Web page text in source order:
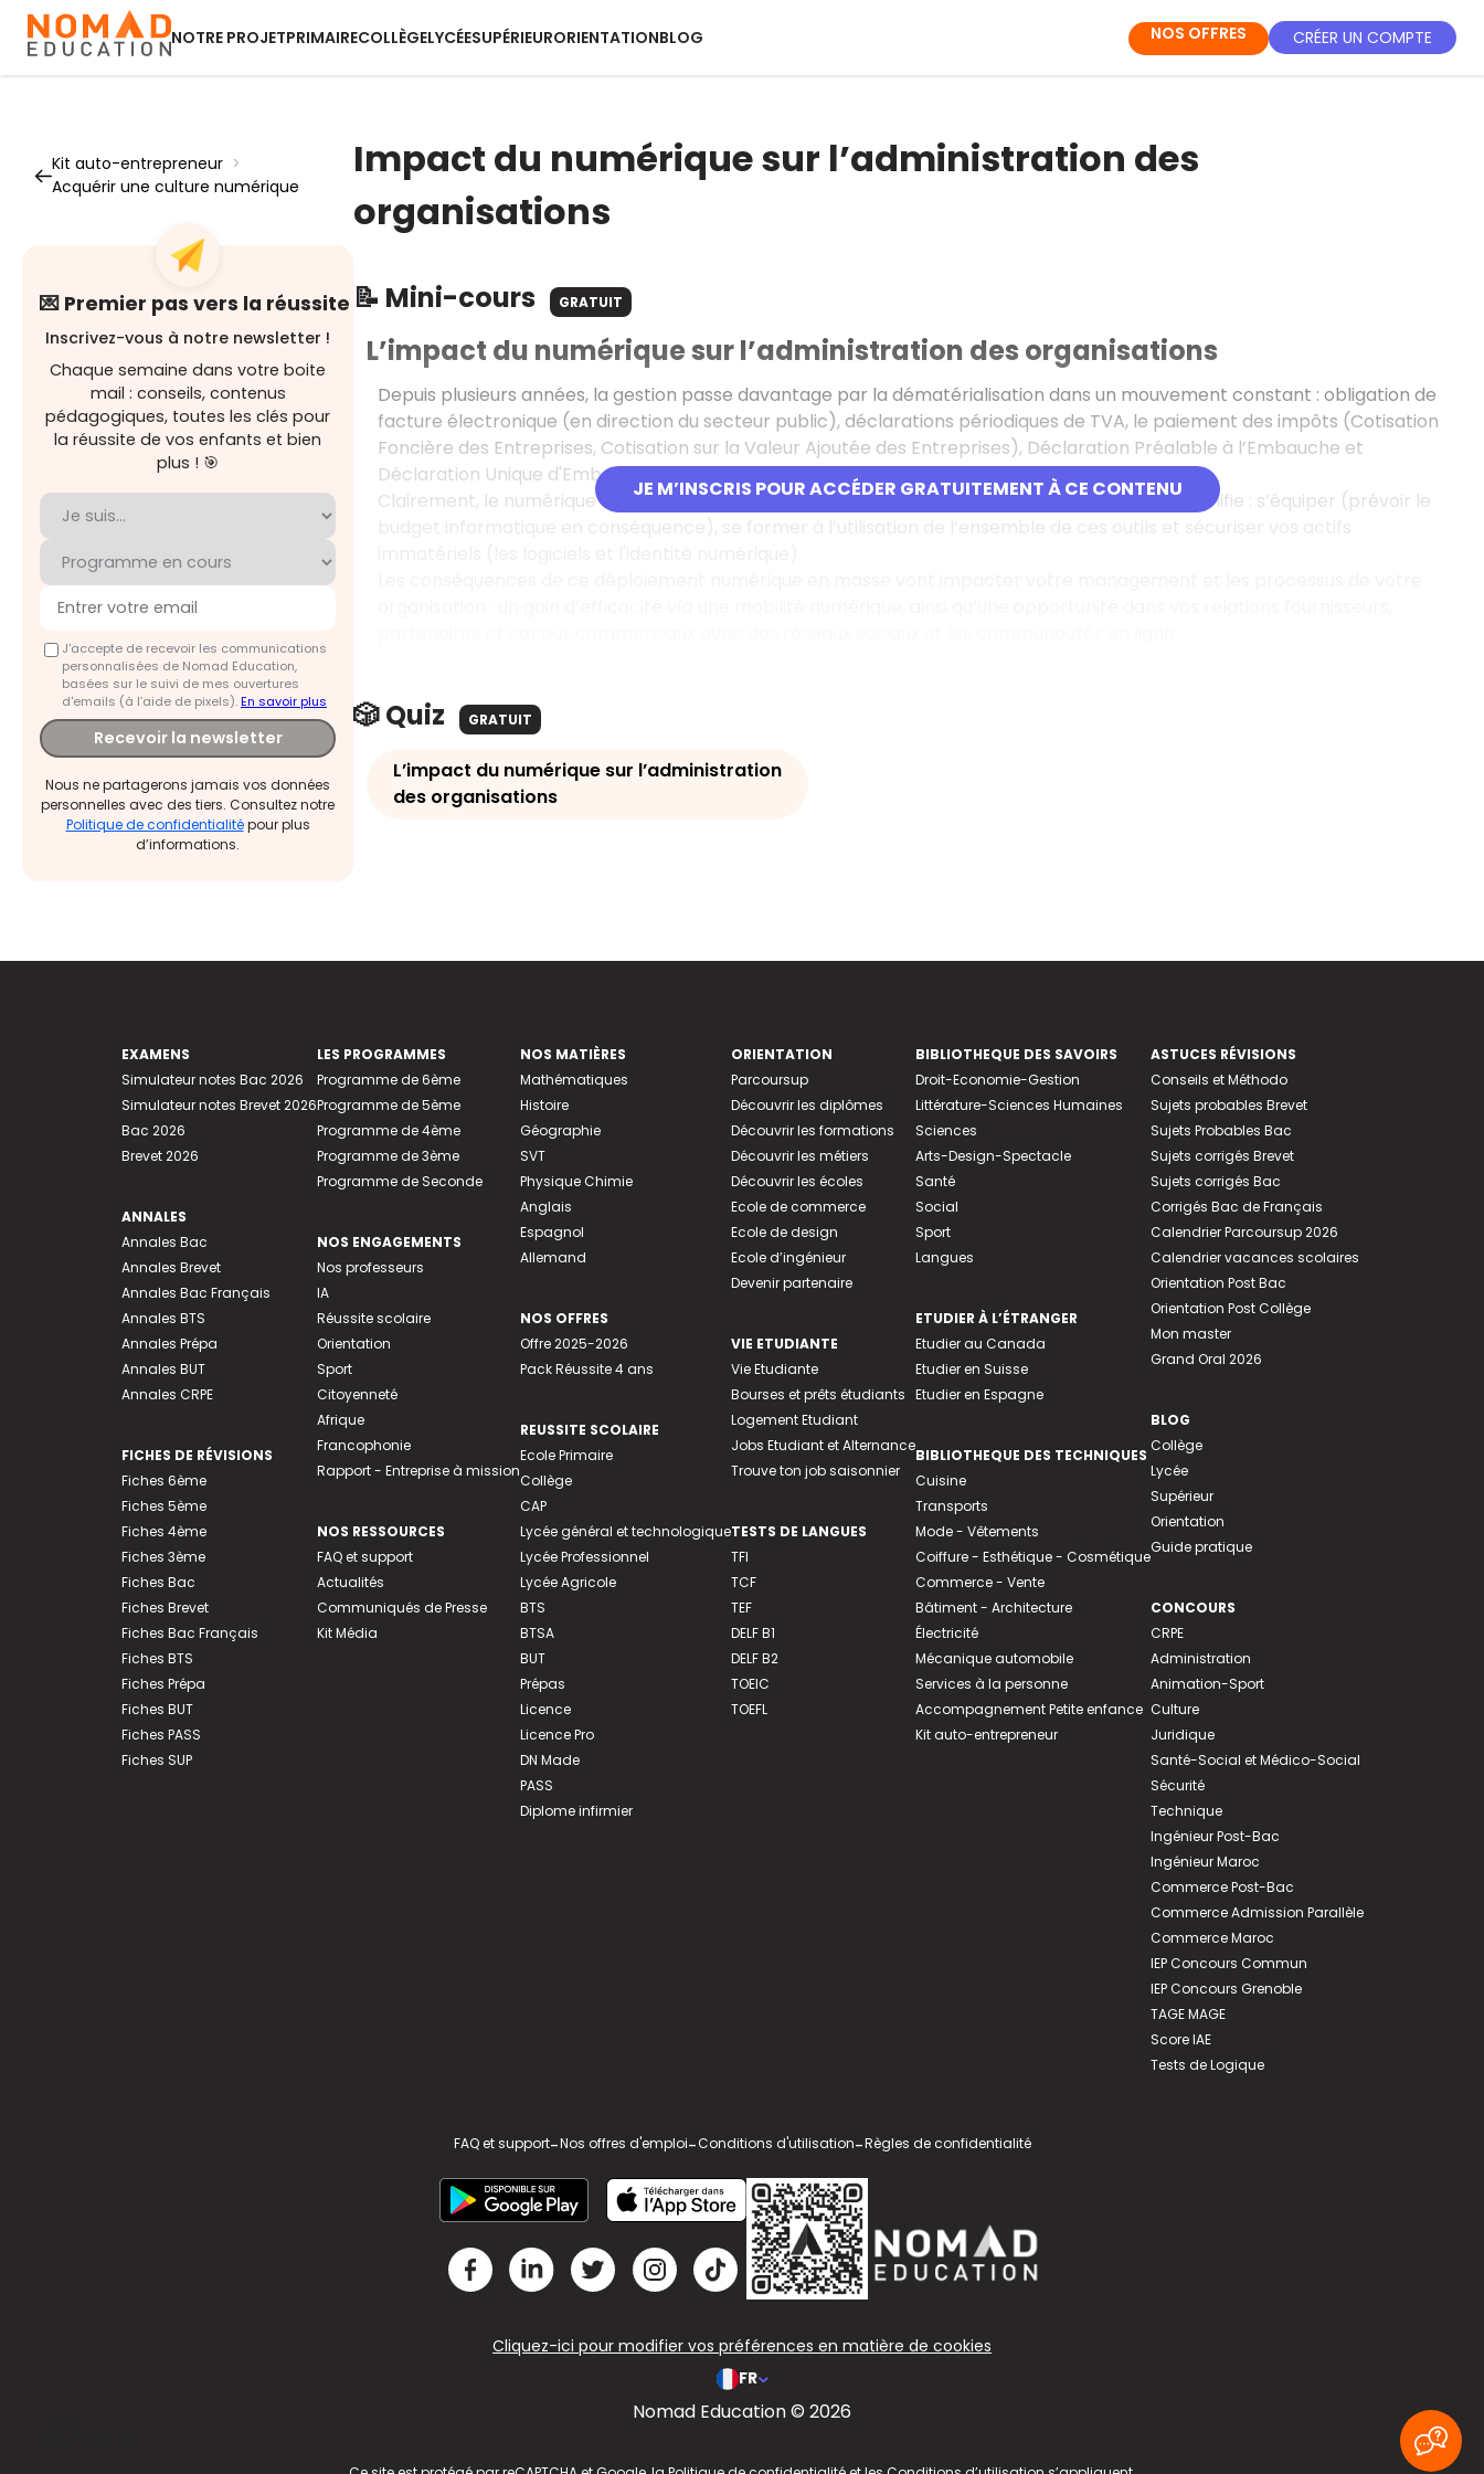
NOTRE PROJETPRIMAIRECOLLÈGELYCÉESUPÉRIEURORIENTATIONBLOG NOS OFFRES CRÉER UN COMPTE
Kit auto-entrepreneur >
Acquérir une culture numérique
💌 Premier pas vers la réussite
Inscrivez-vous à notre newsletter !
Chaque semaine dans votre boite
mail : conseils, contenus
pédagogiques, toutes les clés pour
la réussite de vos enfants et bien
plus ! 🎯
J'accepte de recevoir les communications
personnalisées de Nomad Education,
basées sur le suivi de mes ouvertures
d'emails (à l’aide de pixels).En savoir plus
Recevoir la newsletter
Nous ne partagerons jamais vos données
personnelles avec des tiers. Consultez notre
Politique de confidentialitépour plus
d’informations.
Impact du numérique sur l’administration des
organisations
📝 Mini-cours GRATUIT
JE M’INSCRIS POUR ACCÉDER GRATUITEMENT À CE CONTENU
L’impact du numérique sur l’administration des organisations
Depuis plusieurs années, la gestion passe davantage par la dématérialisation dans un mouvement constant : obligation de
facture électronique (en direction du secteur public), déclarations périodiques de TVA, le paiement des impôts (Cotisation
Foncière des Entreprises, Cotisation sur la Valeur Ajoutée des Entreprises), Déclaration Préalable à l’Embauche et
Déclaration Unique d'Embauche ou dépôts d’Appels d’Offres, etc.
Clairement, le numérique devient incontournable dans l’administration de l’entreprise. Ce qui signifie : s’équiper (prévoir le
🎲 Quiz GRATUIT
L’impact du numérique sur l’administration
des organisations
EXAMENS
Simulateur notes Bac 2026
Simulateur notes Brevet 2026
Bac 2026
Brevet 2026
ANNALES
Annales Bac
Annales Brevet
Annales Bac Français
Annales BTS
Annales Prépa
Annales BUT
Annales CRPE
FICHES DE RÉVISIONS
Fiches 6ème
Fiches 5ème
Fiches 4ème
Fiches 3ème
Fiches Bac
Fiches Brevet
Fiches Bac Français
Fiches BTS
Fiches Prépa
Fiches BUT
Fiches PASS
Fiches SUP
LES PROGRAMMES
Programme de 6ème
Programme de 5ème
Programme de 4ème
Programme de 3ème
Programme de Seconde
NOS ENGAGEMENTS
Nos professeurs
IA
Réussite scolaire
Orientation
Sport
Citoyenneté
Afrique
Francophonie
Rapport - Entreprise à mission
NOS RESSOURCES
FAQ et support
Actualités
Communiqués de Presse
Kit Média
NOS MATIÈRES
Mathématiques
Histoire
Géographie
SVT
Physique Chimie
Anglais
Espagnol
Allemand
NOS OFFRES
Offre 2025-2026
Pack Réussite 4 ans
REUSSITE SCOLAIRE
Ecole Primaire
Collège
CAP
Lycée général et technologique
Lycée Professionnel
Lycée Agricole
BTS
BTSA
BUT
Prépas
Licence
Licence Pro
DN Made
PASS
Diplome infirmier
ORIENTATION
Parcoursup
Découvrir les diplômes
Découvrir les formations
Découvrir les métiers
Découvrir les écoles
Ecole de commerce
Ecole de design
Ecole d’ingénieur
Devenir partenaire
VIE ETUDIANTE
Vie Etudiante
Bourses et prêts étudiants
Logement Etudiant
Jobs Etudiant et Alternance
Trouve ton job saisonnier
TESTS DE LANGUES
TFI
TCF
TEF
DELF B1
DELF B2
TOEIC
TOEFL
BIBLIOTHEQUE DES SAVOIRS
Droit-Economie-Gestion
Littérature-Sciences Humaines
Sciences
Arts-Design-Spectacle
Santé
Social
Sport
Langues
ETUDIER À L’ÉTRANGER
Etudier au Canada
Etudier en Suisse
Etudier en Espagne
BIBLIOTHEQUE DES TECHNIQUES
Cuisine
Transports
Mode - Vêtements
Coiffure - Esthétique - Cosmétique
Commerce - Vente
Bâtiment - Architecture
Électricité
Mécanique automobile
Services à la personne
Accompagnement Petite enfance
Kit auto-entrepreneur
ASTUCES RÉVISIONS
Conseils et Méthodo
Sujets probables Brevet
Sujets Probables Bac
Sujets corrigés Brevet
Sujets corrigés Bac
Corrigés Bac de Français
Calendrier Parcoursup 2026
Calendrier vacances scolaires
Orientation Post Bac
Orientation Post Collège
Mon master
Grand Oral 2026
BLOG
Collège
Lycée
Supérieur
Orientation
Guide pratique
CONCOURS
CRPE
Administration
Animation-Sport
Culture
Juridique
Santé-Social et Médico-Social
Sécurité
Technique
Ingénieur Post-Bac
Ingénieur Maroc
Commerce Post-Bac
Commerce Admission Parallèle
Commerce Maroc
IEP Concours Commun
IEP Concours Grenoble
TAGE MAGE
Score IAE
Tests de Logique
FAQ et support-Nos offres d'emploi-Conditions d'utilisation-Règles de confidentialité
Cliquez-ici pour modifier vos préférences en matière de cookies
FR
Nomad Education © 2026